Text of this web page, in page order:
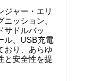
ジャー・エリ
ッション、
サドルバッ
ル、USB充電
おり、あらゆ
と安全性を提